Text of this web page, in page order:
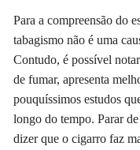
Para a compreensão do
tabagismo não é uma
Contudo, é possível
de fumar, apresenta
pouquíssimos estudos
longo do tempo. Parar
dizer que o cigarro faz